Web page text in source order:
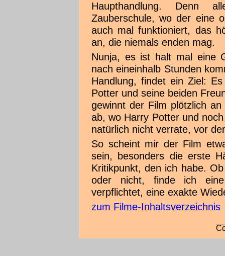
Haupthandlung. Denn
Zauberschule, wo der eine
auch mal funktioniert, das
an, die niemals enden mag.
Nunja, es ist halt mal eine
nach eineinhalb Stunden
Handlung, findet ein Ziel:
Potter und seine beiden
gewinnt der Film plötzlich
ab, wo Harry Potter und
natürlich nicht verrate, vor
So scheint mir der Film
sein, besonders die erste
Kritikpunkt, den ich habe.
oder nicht, finde ich
verpflichtet, eine exakte
zum Filme-Inhaltsverzeichnis